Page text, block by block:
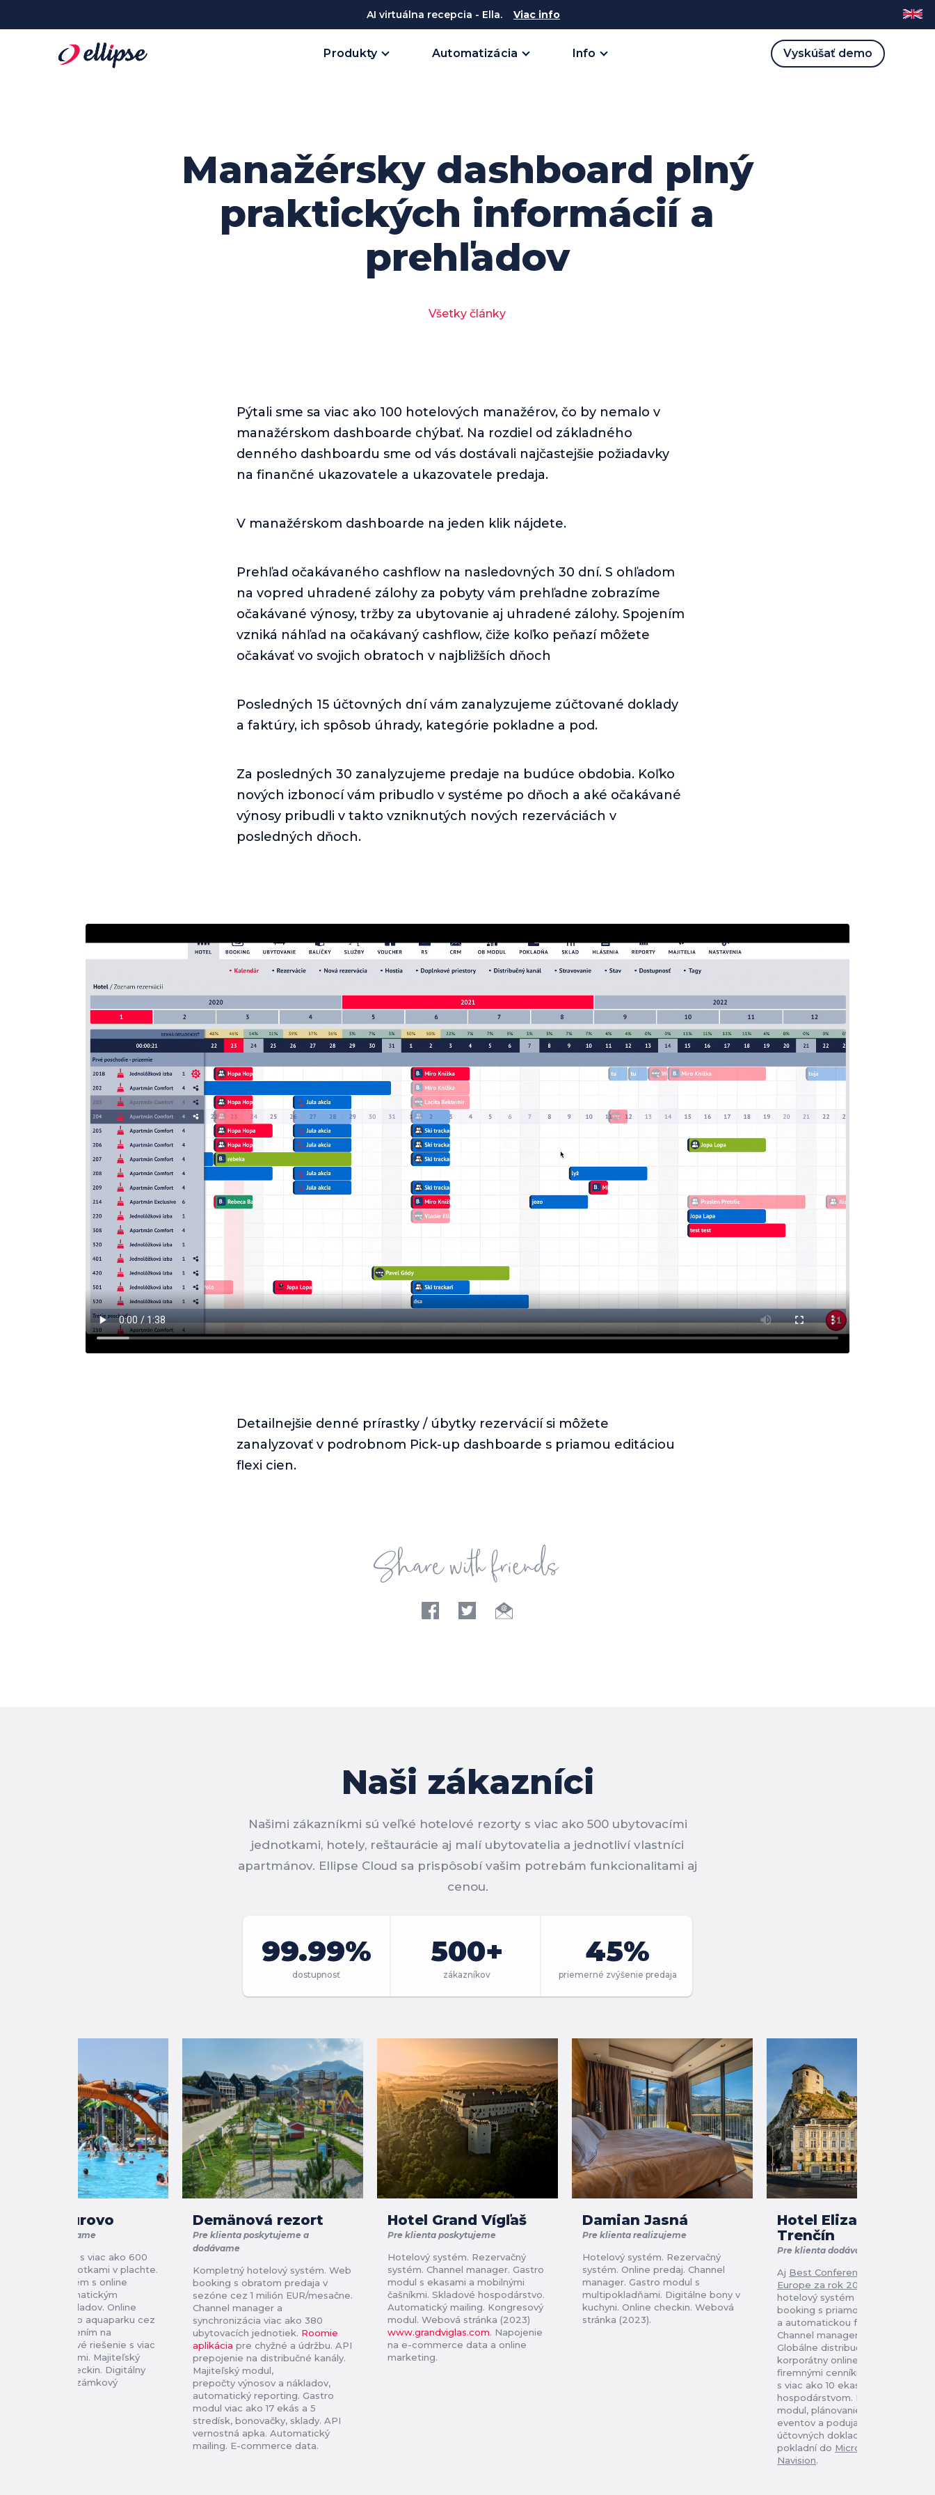
AI virtuálna recepcia - Ella. Viac info
Produkty Automatizácia Info Vyskúšať demo
Manažérsky dashboard plný
praktických informácií a
prehľadov
Všetky články
Pýtali sme sa viac ako 100 hotelových manažérov, čo by nemalo v
manažérskom dashboarde chýbať. Na rozdiel od základného
denného dashboardu sme od vás dostávali najčastejšie požiadavky
na finančné ukazovatele a ukazovatele predaja.
V manažérskom dashboarde na jeden klik nájdete.
Prehľad očakávaného cashflow na nasledovných 30 dní. S ohľadom
na vopred uhradené zálohy za pobyty vám prehľadne zobrazíme
očakávané výnosy, tržby za ubytovanie aj uhradené zálohy. Spojením
vzniká náhľad na očakávaný cashflow, čiže koľko peňazí môžete
očakávať vo svojich obratoch v najbližších dňoch
Posledných 15 účtovných dní vám zanalyzujeme zúčtované doklady
a faktúry, ich spôsob úhrady, kategórie pokladne a pod.
Za posledných 30 zanalyzujeme predaje na budúce obdobia. Koľko
nových izbonocí vám pribudlo v systéme po dňoch a aké očakávané
výnosy pribudli v takto vzniknutých nových rezerváciách v
posledných dňoch.
Detailnejšie denné prírastky / úbytky rezervácií si môžete
zanalyzovať v podrobnom Pick-up dashboarde s priamou editáciou
flexi cien.
Naši zákazníci
Našimi zákazníkmi sú veľké hotelové rezorty s viac ako 500 ubytovacími
jednotkami, hotely, reštaurácie aj malí ubytovatelia a jednotliví vlastníci
apartmánov. Ellipse Cloud sa prispôsobí vašim potrebám funkcionalitami aj
cenou.
99.99%
dostupnosť
500+
zákazníkov
45%
priemerné zvýšenie predaja
Štúrovo
klienta dodávame
systém s viac ako 600
jednotkami v plachte.
systém s online
a automatickým
dokladov. Online
vstupov do aquaparku cez
kódy s napojením na
Ekasové riešenie s viac
20 pokladňami. Majiteľský
Online checkin. Digitálny
na PIN a zámkový
Demänová rezort
Pre klienta poskytujeme a
dodávame
Kompletný hotelový systém. Web
booking s obratom predaja v
sezóne cez 1 milión EUR/mesačne.
Channel manager a
synchronizácia viac ako 380
ubytovacích jednotiek. Roomie
aplikácia pre chyžné a údržbu. API
prepojenie na distribučné kanály.
Majiteľský modul,
prepočty výnosov a nákladov,
automatický reporting. Gastro
modul viac ako 17 ekás a 5
stredísk, bonovačky, sklady. API
vernostná apka. Automatický
mailing. E-commerce data.
Hotel Grand Vígľaš
Pre klienta poskytujeme
Hotelový systém. Rezervačný
systém. Channel manager. Gastro
modul s ekasami a mobilnými
čašníkmi. Skladové hospodárstvo.
Automatický mailing. Kongresový
modul. Webová stránka (2023)
www.grandviglas.com. Napojenie
na e-commerce data a online
marketing.
Damian Jasná
Pre klienta realizujeme
Hotelový systém. Rezervačný
systém. Online predaj. Channel
manager. Gastro modul s
multipokladňami. Digitálne bony v
kuchyni. Online checkin. Webová
stránka (2023).
Hotel Elizabeth
Trenčín
Pre klienta dodávame
Aj Best Conference hotel in
Europe za rok 2023
hotelový systém Ellipse. Web
booking s priamou online platbou
a automatickou fakturáciou.
Channel manager s napojením na
Globálne distribučné systémy a
korporátny online predaj s
firemnými cenníkmi. Gastro modul
s viac ako 10 ekasami a
hospodárstvom. Kongresový
modul, plánovanie a zúčtovanie
eventov a podujatí. Denný import
účtovných dokladov a uzavierok
pokladní do Microsoft Dynamics
Navision.